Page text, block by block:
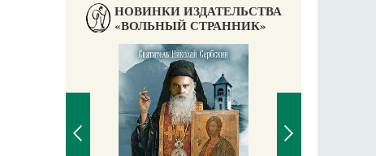
НОВИНКИ ИЗДАТЕЛЬСТВА
«ВОЛЬНЫЙ СТРАННИК»